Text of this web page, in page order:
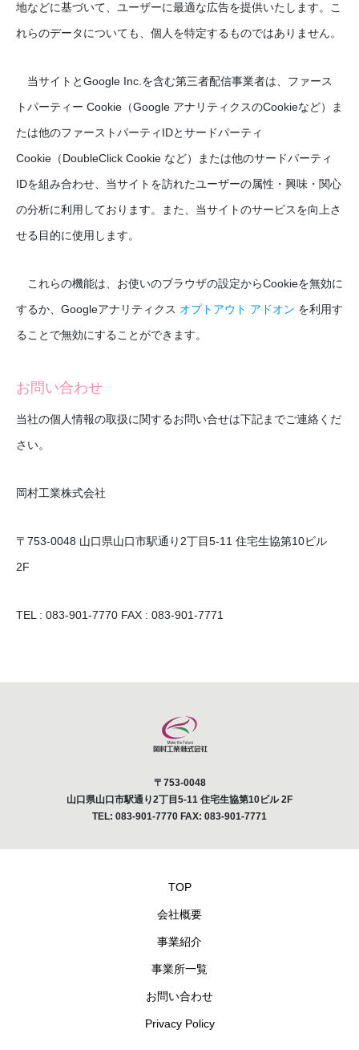
地などに基づいて、ユーザーに最適な広告を提供いたします。こ
れらのデータについても、個人を特定するものではありません。
当サイトとGoogle Inc.を含む第三者配信事業者は、ファース
トパーティー Cookie（Google アナリティクスのCookieなど）ま
たは他のファーストパーティIDとサードパーティ
Cookie（DoubleClick Cookie など）または他のサードパーティ
IDを組み合わせ、当サイトを訪れたユーザーの属性・興味・関心
の分析に利用しております。また、当サイトのサービスを向上さ
せる目的に使用します。
これらの機能は、お使いのブラウザの設定からCookieを無効に
するか、Googleアナリティクス オプトアウト アドオン を利用す
ることで無効にすることができます。
お問い合わせ
当社の個人情報の取扱に関するお問い合せは下記までご連絡くだ
さい。
岡村工業株式会社
〒753-0048 山口県山口市駅通り2丁目5-11 住宅生協第10ビル
2F
TEL : 083-901-7770 FAX : 083-901-7771
〒753-0048
山口県山口市駅通り2丁目5-11 住宅生協第10ビル 2F
TEL: 083-901-7770 FAX: 083-901-7771
TOP
会社概要
事業紹介
事業所一覧
お問い合わせ
Privacy Policy